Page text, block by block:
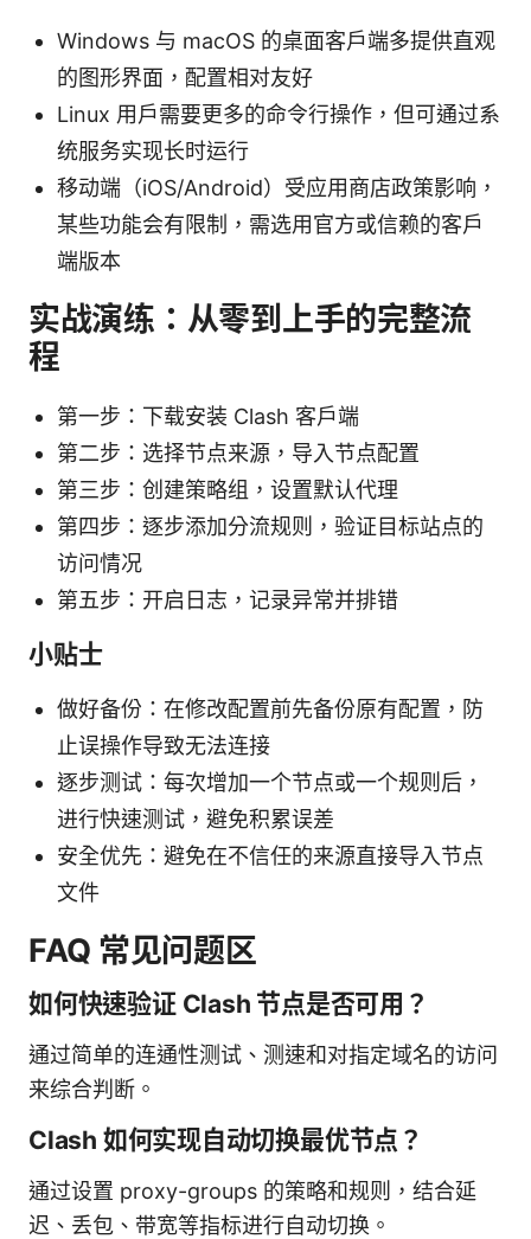
Windows 与 macOS 的桌面客户端多提供直观
的图形界面，配置相对友好
Linux 用户需要更多的命令行操作，但可通过系
统服务实现长时运行
移动端（iOS/Android）受应用商店政策影响，
某些功能会有限制，需选用官方或信赖的客户
端版本
实战演练：从零到上手的完整流
程
第一步：下载安装 Clash 客户端
第二步：选择节点来源，导入节点配置
第三步：创建策略组，设置默认代理
第四步：逐步添加分流规则，验证目标站点的
访问情况
第五步：开启日志，记录异常并排错
小贴士
做好备份：在修改配置前先备份原有配置，防
止误操作导致无法连接
逐步测试：每次增加一个节点或一个规则后，
进行快速测试，避免积累误差
安全优先：避免在不信任的来源直接导入节点
文件
FAQ 常见问题区
如何快速验证 Clash 节点是否可用？
通过简单的连通性测试、测速和对指定域名的访问
来综合判断。
Clash 如何实现自动切换最优节点？
通过设置 proxy-groups 的策略和规则，结合延
迟、丢包、带宽等指标进行自动切换。